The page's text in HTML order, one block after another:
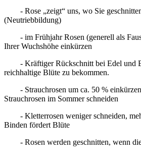
- Rose „zeigt“ uns, wo Sie
(Neutriebbildung)
- im Frühjahr Rosen (generell als
Ihrer Wuchshöhe einkürzen
- Kräftiger Rückschnitt bei Edel und
reichhaltige Blüte zu bekommen.
- Strauchrosen um ca. 50 %
Strauchrosen im Sommer schneiden
- Kletterrosen weniger schneiden,
Binden fördert Blüte
- Rosen werden geschnitten, wenn